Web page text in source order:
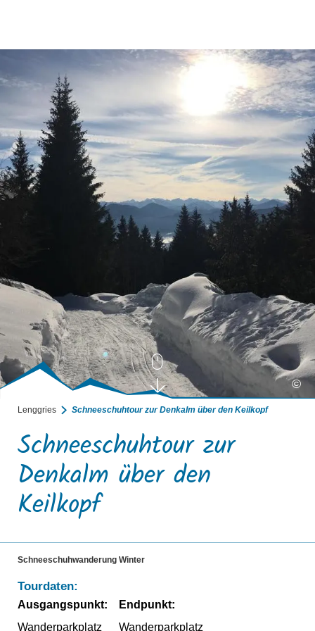
©
Lenggries Schneeschuhtour zur Denkalm über den Keilkopf
Schneeschuhtour zur
Denkalm über den
Keilkopf
Schneeschuhwanderung Winter
Tourdaten:
Ausgangspunkt:
Wanderparkplatz
Endpunkt:
Wanderparkplatz